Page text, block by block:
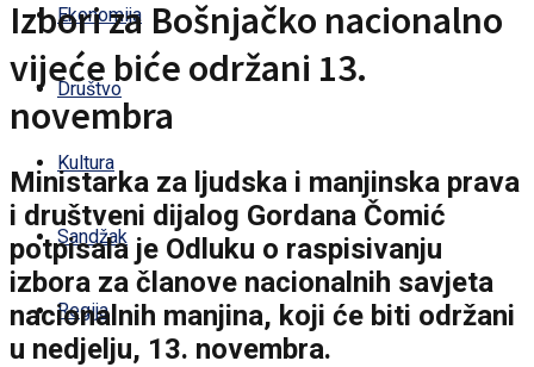
Ekonomija
Društvo
Kultura
Sandžak
Regija
Izbori za Bošnjačko nacionalno
vijeće biće održani 13.
novembra
Ministarka za ljudska i manjinska prava
i društveni dijalog Gordana Čomić
potpisala je Odluku o raspisivanju
izbora za članove nacionalnih savjeta
nacionalnih manjina, koji će biti održani
u nedjelju, 13. novembra.